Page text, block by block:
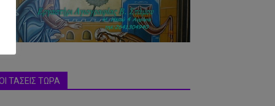
ΤΑΣΕΙΣ ΤΩΡΑ